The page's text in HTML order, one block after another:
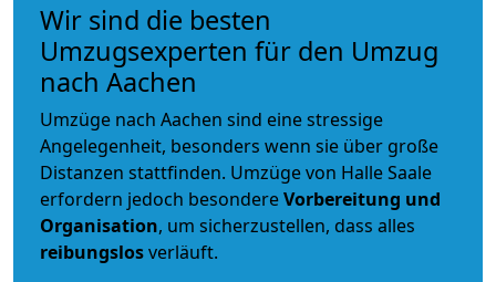
Wir sind die besten
Umzugsexperten für den Umzug
nach Aachen
Umzüge nach Aachen sind eine stressige
Angelegenheit, besonders wenn sie über große
Distanzen stattfinden. Umzüge von Halle Saale
erfordern jedoch besondereVorbereitung und
Organisation, um sicherzustellen, dass alles
reibungslosverläuft.